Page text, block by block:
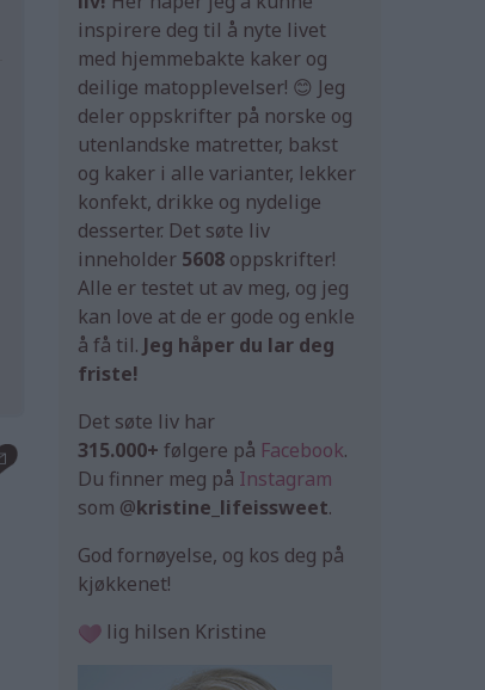
inspirere deg til å nyte livet
med hjemmebakte kaker og
deilige matopplevelser! 😊 Jeg
deler oppskrifter på norske og
utenlandske matretter, bakst
og kaker i alle varianter, lekker
konfekt, drikke og nydelige
desserter. Det søte liv
inneholder 5608 oppskrifter!
Alle er testet ut av meg, og jeg
kan love at de er gode og enkle
å få til. Jeg håper du lar deg
friste!
Det søte liv har
315.000+ følgere på Facebook.
Du finner meg på Instagram
som @kristine_lifeissweet.
God fornøyelse, og kos deg på
kjøkkenet!
lig hilsen Kristine